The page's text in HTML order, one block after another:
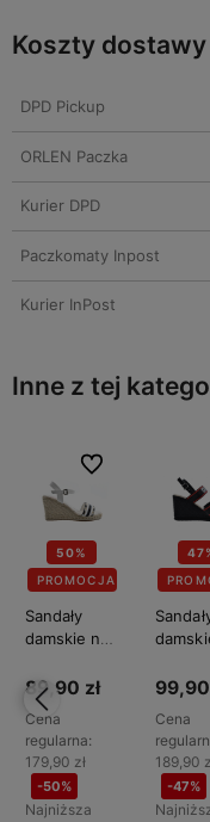
Koszty dostawy
DPD Pickup
ORLEN Paczka
Kurier DPD
Paczkomaty Inpost
Kurier InPost
Inne z tej
50%
PROMOCJA
Sandały
damskie na
STAR
LL274878
89,90 zł
Cena
regularna:
179,90 zł
-50%
Najniższa
Do ulubionych
Do ulubionych
STAR
99,90
Cena
189,90
-47%